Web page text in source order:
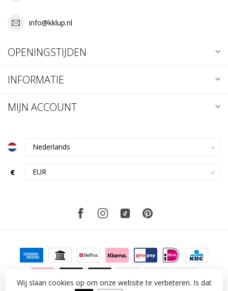
info@kklup.nl
OPENINGSTIJDEN
INFORMATIE
MIJN ACCOUNT
€
Wij slaan cookies op om onze website te verbeteren. Is dat